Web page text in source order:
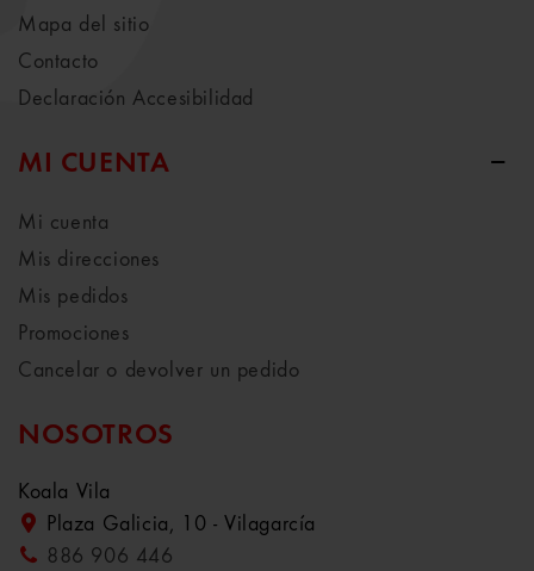
Mapa del sitio
Contacto
Declaración Accesibilidad
MI CUENTA
Mi cuenta
Mis direcciones
Mis pedidos
Promociones
Cancelar o devolver un pedido
NOSOTROS
Koala Vila
Plaza Galicia, 10 - Vilagarcía
886 906 446